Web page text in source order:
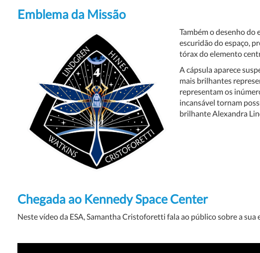
Emblema da Missão
Também o desenho do
escuridão do espaço,
tórax do elemento
A cápsula aparece
mais brilhantes
representam os
incansável tornam
brilhante Alexandra
Chegada ao Kennedy Space Center
Neste vídeo da ESA, Samantha Cristoforetti fala ao público sobre a